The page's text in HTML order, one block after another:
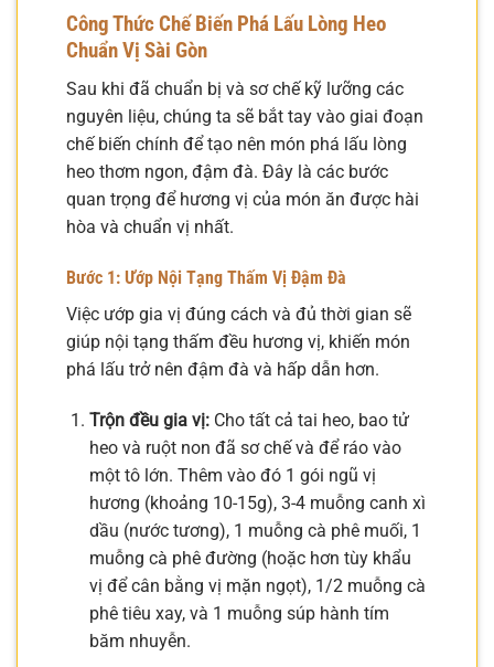
Công Thức Chế Biến Phá Lấu Lòng Heo
Chuẩn Vị Sài Gòn
Sau khi đã chuẩn bị và sơ chế kỹ lưỡng các
nguyên liệu, chúng ta sẽ bắt tay vào giai đoạn
chế biến chính để tạo nên món phá lấu lòng
heo thơm ngon, đậm đà. Đây là các bước
quan trọng để hương vị của món ăn được hài
hòa và chuẩn vị nhất.
Bước 1: Ướp Nội Tạng Thấm Vị Đậm Đà
Việc ướp gia vị đúng cách và đủ thời gian sẽ
giúp nội tạng thấm đều hương vị, khiến món
phá lấu trở nên đậm đà và hấp dẫn hơn.
Trộn đều gia vị:Cho tất cả tai heo, bao tử
heo và ruột non đã sơ chế và để ráo vào
một tô lớn. Thêm vào đó 1 gói ngũ vị
hương (khoảng 10-15g), 3-4 muỗng canh xì
dầu (nước tương), 1 muỗng cà phê muối, 1
muỗng cà phê đường (hoặc hơn tùy khẩu
vị để cân bằng vị mặn ngọt), 1/2 muỗng cà
phê tiêu xay, và 1 muỗng súp hành tím
băm nhuyễn.